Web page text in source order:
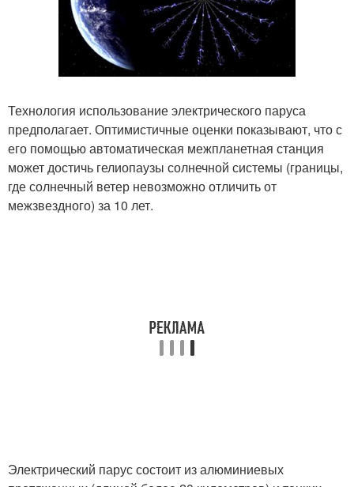
Технология использование электрического паруса
предполагает. Оптимистичные оценки показывают, что с
его помощью автоматическая межпланетная станция
может достичь гелиопаузы солнечной системы (границы,
где солнечный ветер невозможно отличить от
межзвездного) за 10 лет.
Электрический парус состоит из алюминиевых